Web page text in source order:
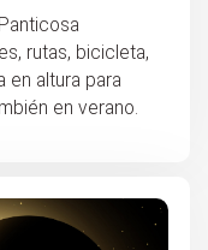
rutas, bicicleta,
en altura para
en verano.